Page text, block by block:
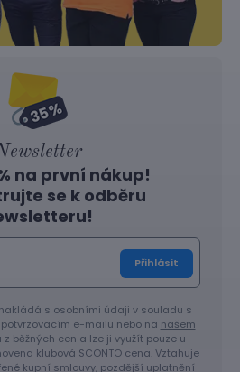
na první nákup!
se k odběru
Přihlásit
nakládá s osobními údaji v souladu s
potvrzovacím e-mailu nebo na našem
běžných cen a lze ji využít pouze u
klubová SCONTO cena. Vztahuje
kupní smlouvy, pozdější uplatnění